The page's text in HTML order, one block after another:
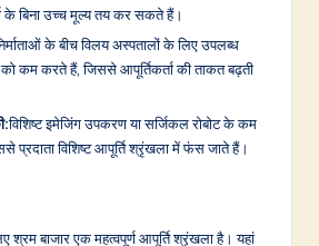
के बिना उच्च मूल्य तय कर सकते हैं।
के बीच विलय अस्पतालों के लिए उपलब्ध
को कम करते हैं, जिससे आपूर्तिकर्ता की ताकत बढ़ती
विशिष्ट इमेजिंग उपकरण या सर्जिकल रोबोट के कम
प्रदाता विशिष्ट आपूर्ति श्रृंखला में फंस जाते हैं।
श्रम बाजार एक महत्वपूर्ण आपूर्ति श्रृंखला है। यहां